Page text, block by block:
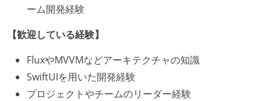
ーム開発経験
【歓迎している経験】
FluxやMVVMなどアーキテクチャの知識
SwiftUIを用いた開発経験
プロジェクトやチームのリーダー経験